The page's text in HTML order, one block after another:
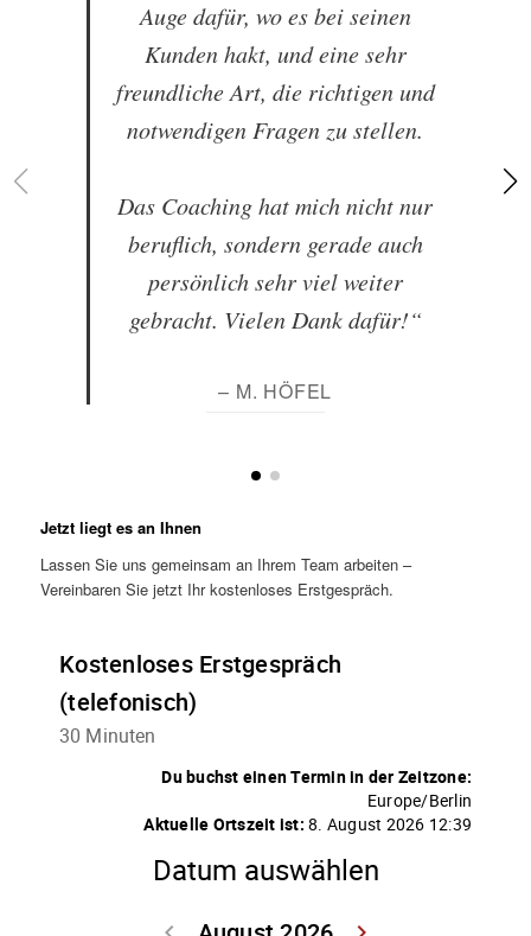
Auge dafür, wo es bei seinen
Kunden hakt, und eine sehr
freundliche Art, die richtigen und
notwendigen Fragen zu stellen.
Das Coaching hat mich nicht nur
beruflich, sondern gerade auch
persönlich sehr viel weiter
gebracht. Vielen Dank dafür!“
– M. HÖFEL
Jetzt liegt es an Ihnen
Lassen Sie uns gemeinsam an Ihrem Team arbeiten –
Vereinbaren Sie jetzt Ihr kostenloses Erstgespräch.